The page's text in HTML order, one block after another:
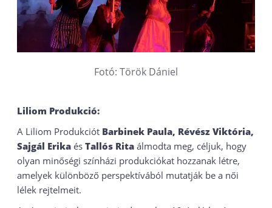
Fotó: Török Dániel
Liliom Produkció:
A Liliom Produkciót Barbinek Paula, Révész Viktória,
Sajgál Erika és Tallós Rita álmodta meg, céljuk, hogy
olyan minőségi színházi produkciókat hozzanak létre,
amelyek különböző perspektívából mutatják be a női
lélek rejtelmeit.